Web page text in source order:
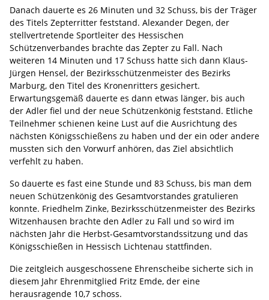
Danach dauerte es 26 Minuten und 32 Schuss, bis der Träger
des Titels Zepterritter feststand. Alexander Degen, der
stellvertretende Sportleiter des Hessischen
Schützenverbandes brachte das Zepter zu Fall. Nach
weiteren 14 Minuten und 17 Schuss hatte sich dann Klaus-
Jürgen Hensel, der Bezirksschützenmeister des Bezirks
Marburg, den Titel des Kronenritters gesichert.
Erwartungsgemäß dauerte es dann etwas länger, bis auch
der Adler fiel und der neue Schützenkönig feststand. Etliche
Teilnehmer schienen keine Lust auf die Ausrichtung des
nächsten Königsschießens zu haben und der ein oder andere
mussten sich den Vorwurf anhören, das Ziel absichtlich
verfehlt zu haben.
So dauerte es fast eine Stunde und 83 Schuss, bis man dem
neuen Schützenkönig des Gesamtvorstandes gratulieren
konnte. Friedhelm Zinke, Bezirksschützenmeister des Bezirks
Witzenhausen brachte den Adler zu Fall und so wird im
nächsten Jahr die Herbst-Gesamtvorstandssitzung und das
Königsschießen in Hessisch Lichtenau stattfinden.
Die zeitgleich ausgeschossene Ehrenscheibe sicherte sich in
diesem Jahr Ehrenmitglied Fritz Emde, der eine
herausragende 10,7 schoss.